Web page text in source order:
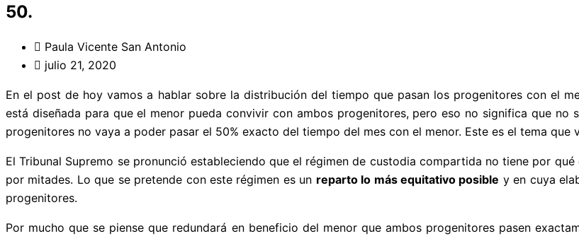
50.
Paula Vicente San Antonio
julio 21, 2020
En el post de hoy vamos a hablar sobre la distribución del tiempo que pasan los progenitores con el
está diseñada para que el menor pueda convivir con ambos progenitores, pero eso no significa que
progenitores no vaya a poder pasar el 50% exacto del tiempo del mes con el menor. Este es el tema que
El Tribunal Supremo se pronunció estableciendo que el régimen de custodia compartida no tiene por
por mitades. Lo que se pretende con este régimen es un reparto lo más equitativo posible y en cuya
progenitores.
Por mucho que se piense que redundará en beneficio del menor que ambos progenitores pasen